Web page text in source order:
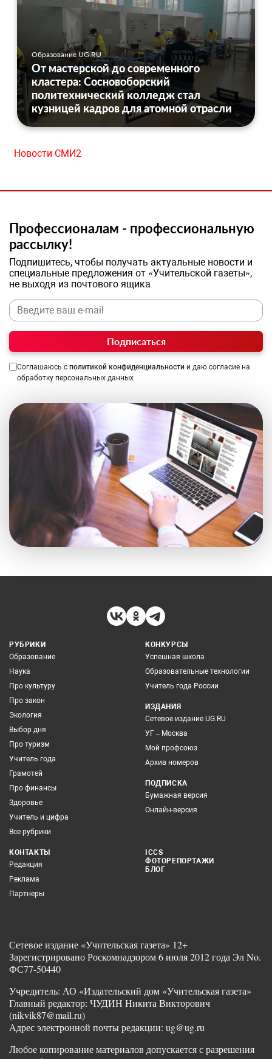
Образование UG.RU
От мастерской до современного
кластера: Сосновоборский
политехнический колледж стал
кузницей кадров для атомной отрасли
Новости СМИ2
Профессионалам - профессиональную
рассылку!
Подпишитесь, чтобы получать актуальные новости и
специальные предложения от «Учительской газеты»,
не выходя из почтового ящика
Подписаться
Соглашаюсь с политикой конфиденциальности и даю согласие на
обработку персональных данных
РУБРИКИ
Образование
Наука
Про культуру
Про закон
Экология
Выбор дня
Про туризм
Учитель года
Грамотей
Про финансы
Здоровье
Учитель и цифра
Все рубрики
КОНКУРСЫ
Успешная школа
Образовательные технологии
Учитель года России
ИЗДАНИЯ
Сетевое издание UG.RU
УГ – Москва
Мой профсоюз
Архив номеров
ПОДПИСКА
Бумажная версия
Онлайн-версия
КОНТАКТЫ
Редакция
Реклама
Партнеры
ICCS
ФОТОРЕПОРТАЖИ
БЛОГ
Сетевое издание «Учительская газета» 12+
Зарегистрировано Роскомнадзором 6 июля 2012 года Эл No.
ФС77-50440
Учредитель: АО «Издательский дом «Учительская газета»
Главный редактор: ЧУДИН Никита Викторович
(nikvik87@mail.ru)
Адрес электронной почты редакции: ug@ug.ru
Любое копирование материалов допускается с разрешения